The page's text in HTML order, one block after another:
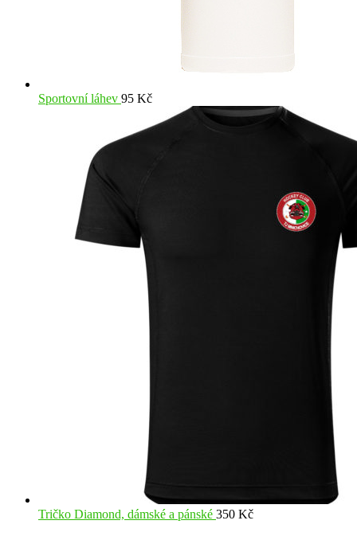
Sportovní láhev 95 Kč
Tričko Diamond, dámské a pánské 350 Kč